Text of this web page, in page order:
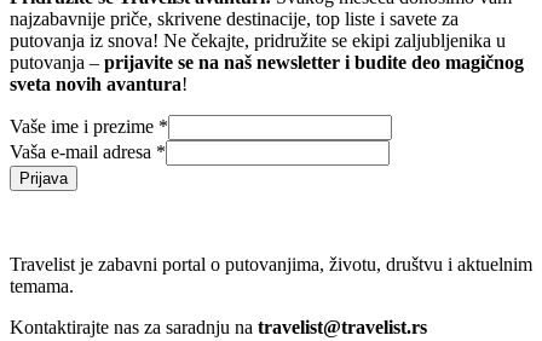
najzabavnije priče, skrivene destinacije, top liste i savete za
putovanja iz snova! Ne čekajte, pridružite se ekipi zaljubljenika u
putovanja – prijavite se na naš newsletter i budite deo magičnog
sveta novih avantura!
Vaše ime i prezime *
Vaša e-mail adresa *
Prijava
Travelist je zabavni portal o putovanjima, životu, društvu i aktuelnim
temama.
Kontaktirajte nas za saradnju na travelist@travelist.rs